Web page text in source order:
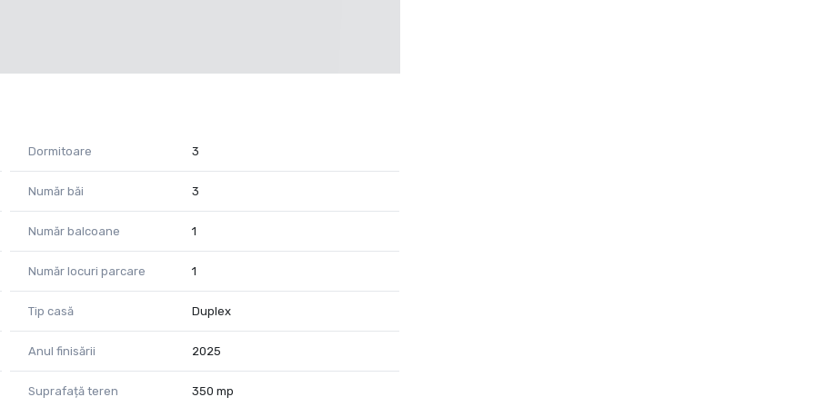
familie care își dorește o casă „la cheie”, fără
Dormitoare 3
Număr băi 3
Număr balcoane 1
Număr locuri parcare 1
Tip casă Duplex
Anul finisării 2025
Suprafață teren 350 mp